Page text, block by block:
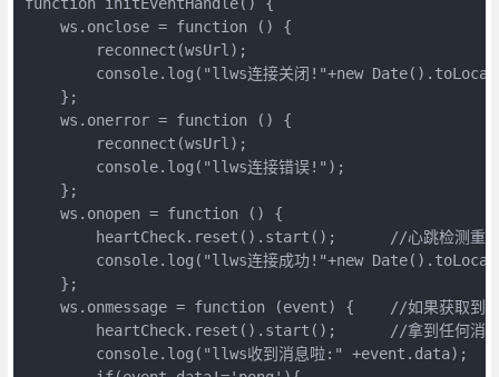
    ws.onclose = function () {
        reconnect(wsUrl);
console.log("llws连接关闭!"+new
    };
    ws.onerror = function () {
        reconnect(wsUrl);
        console.log("llws连接错误!");
    };
    ws.onopen = function () {
heartCheck.reset().start();      //心跳检测重
console.log("llws连接成功!"+new
    };
ws.onmessage = function (event) {    //如果获取到消
heartCheck.reset().start();      //拿到任何消息
        console.log("llws收到消息啦:" +event.data);